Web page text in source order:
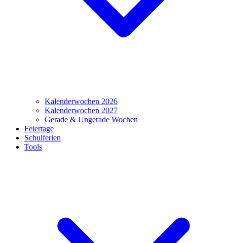
Kalenderwochen 2026
Kalenderwochen 2027
Gerade & Ungerade Wochen
Feiertage
Schulferien
Tools